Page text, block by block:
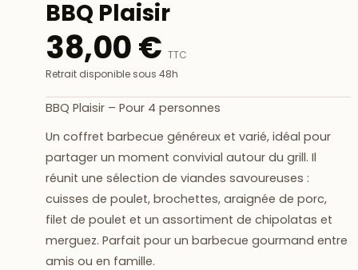
BBQ Plaisir
38,00 € TTC
Retrait disponible sous 48h
BBQ Plaisir – Pour 4 personnes
Un coffret barbecue généreux et varié, idéal pour
partager un moment convivial autour du grill. Il
réunit une sélection de viandes savoureuses :
cuisses de poulet, brochettes, araignée de porc,
filet de poulet et un assortiment de chipolatas et
merguez. Parfait pour un barbecue gourmand entre
amis ou en famille.